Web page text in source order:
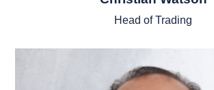
Head of Trading